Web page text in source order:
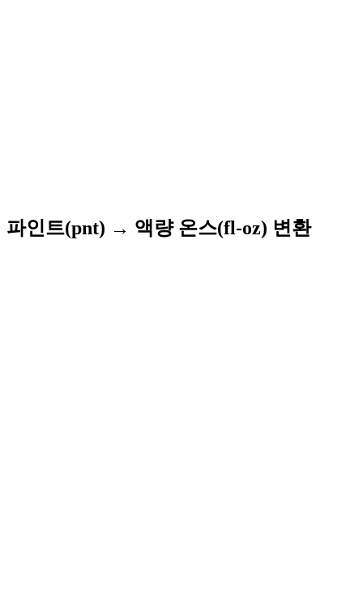
파인트(pnt) → 액량 온스(fl-oz) 변환